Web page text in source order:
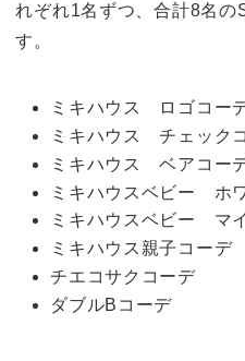
れぞれ1名ずつ、合計8名の
す。
ミキハウス ロゴコー
ミキハウス チェック
ミキハウス ベアコー
ミキハウスベビー ホ
ミキハウスベビー マ
ミキハウス親子コーデ
チエコサクコーデ
ダブルBコーデ